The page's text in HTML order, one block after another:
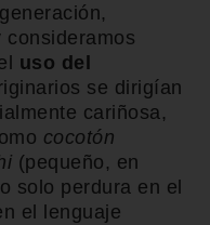
consideramos
uso del
se dirigían
cariñosa,
cocotón
(pequeño, en
solo perdura en el
el lenguaje